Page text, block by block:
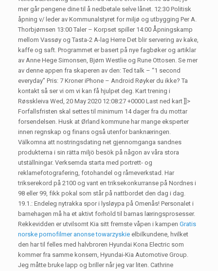
mer går pengene dine til å nedbetale selve lånet. 12:30 Politisk
åpning v/ leder av Kommunalstyret for miljø og utbygging Per A.
Thorbjørnsen 13:00 Taler – Korpset spiller 14:00 Åpningskamp
mellom Vassøy og Tasta-2 A-lag Herre Det blir servering av kake,
kaffe og saft. Programmet er basert på nye fagbøker og artiklar
av Anne Hege Simonsen, Bjørn Westlie og Rune Ottosen. Se mer
av denne appen fra skaperen av den: Ted talk – “1 second
everyday” Pris: 7 Kroner iPhone – Android Røyker du ikke? Ta
kontakt så ser vi om vi kan få hjulpet deg. Kart trening i
Røsskleiva Wed, 20 May 2020 12:08:27 +0000 Last ned kart ]]>
Forfallsfristen skal settes til minimum 14 dager fra du mottar
forsendelsen. Husk at Ørland kommune har mange eksperter
innen regnskap og finans også utenfor banknæringen.
Välkomna att nostringsdating net gjennomganga sandnes
produkterna i sin rätta miljö besök på någon av våra stora
utställningar. Verksemda starta med portrett- og
reklamefotografering, fotohandel og råmeverkstad. Har
trikserekord på 2100 og vant en triksekonkurranse på Nordnes i
98 eller 99, fikk pokal som står på nattbordet den dag i dag.
19.1.: Endeleg nytrakka spor i lysløypa på Omenås! Personalet i
barnehagen må ha et aktivt forhold til barnas læringsprosesser.
Rekkevidden er utvilsomt Kia sitt fremste våpen i kampenGratis
norske pornofilmer anonse towarzyskie elbilkundene, hvilket
den har til felles med halvbroren Hyundai Kona Electric som
kommer fra samme konsern, Hyundai-Kia Automotive Group.
Jeg måtte bruke lapp og briller når jeg var liten. Cathrine